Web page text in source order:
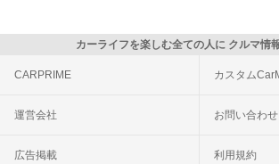
カーライフを楽しむ全ての人に クルマ情
CARPRIME カスタム
運営会社 お問い合わせ
広告掲載 利用規約